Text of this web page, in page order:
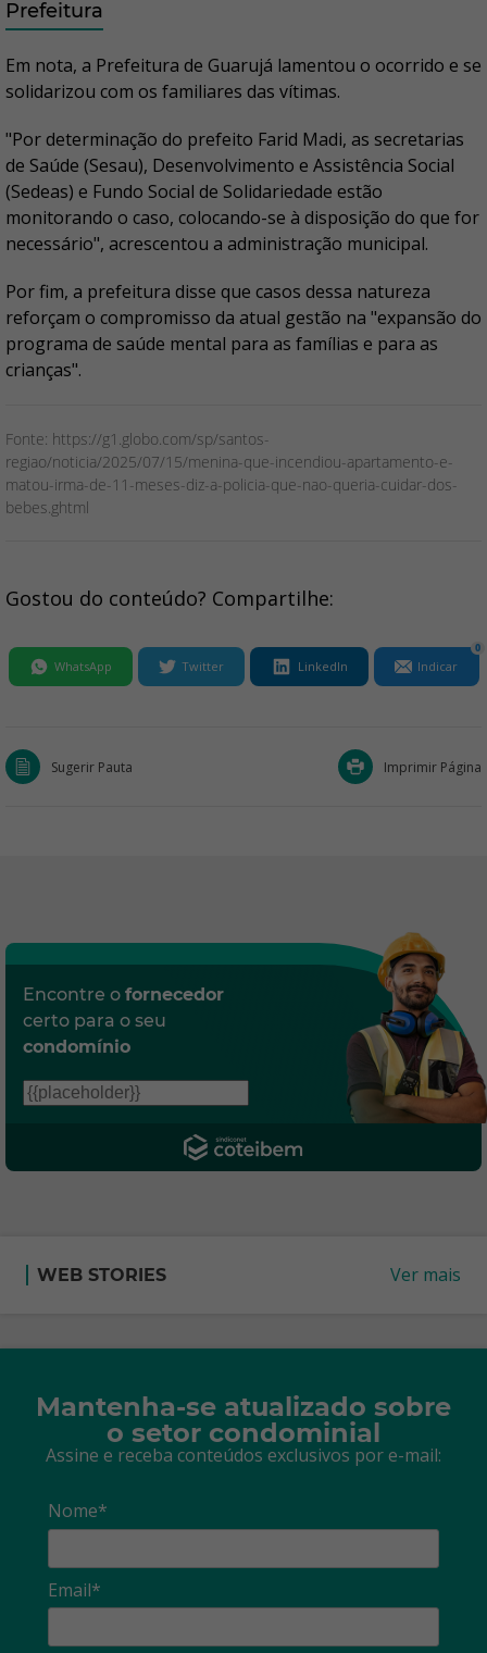
Prefeitura
Em nota, a Prefeitura de Guarujá lamentou o ocorrido e se
solidarizou com os familiares das vítimas.
"Por determinação do prefeito Farid Madi, as secretarias
de Saúde (Sesau), Desenvolvimento e Assistência Social
(Sedeas) e Fundo Social de Solidariedade estão
monitorando o caso, colocando-se à disposição do que for
necessário", acrescentou a administração municipal.
Por fim, a prefeitura disse que casos dessa natureza
reforçam o compromisso da atual gestão na "expansão do
programa de saúde mental para as famílias e para as
crianças".
Fonte: https://g1.globo.com/sp/santos-
regiao/noticia/2025/07/15/menina-que-incendiou-apartamento-e-
matou-irma-de-11-meses-diz-a-policia-que-nao-queria-cuidar-dos-
bebes.ghtml
Gostou do conteúdo? Compartilhe:
WhatsApp Twitter LinkedIn Indicar
0
Sugerir Pauta Imprimir Página
Encontre o fornecedor
certo para o seu
condomínio
WEB STORIES Ver mais
Mantenha-se atualizado sobre
o setor condominial
Assine e receba conteúdos exclusivos por e-mail:
Nome*
Email*